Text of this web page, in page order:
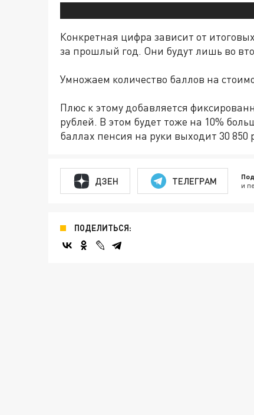
Конкретная цифра зависит от
за прошлый год. Они будут лишь во
Умножаем количество баллов на
Плюс к этому добавляется
рублей. В этом будет тоже на 10%
баллах пенсия на руки выходит 30 850
ДЗЕН ТЕЛЕГРАМ и
ПОДЕЛИТЬСЯ: